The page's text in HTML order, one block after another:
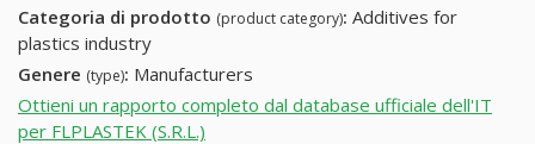
Categoria di prodotto (product category): Additives for
plastics industry
Genere (type): Manufacturers
Ottieni un rapporto completo dal database ufficiale dell'IT
per FLPLASTEK (S.R.L.)